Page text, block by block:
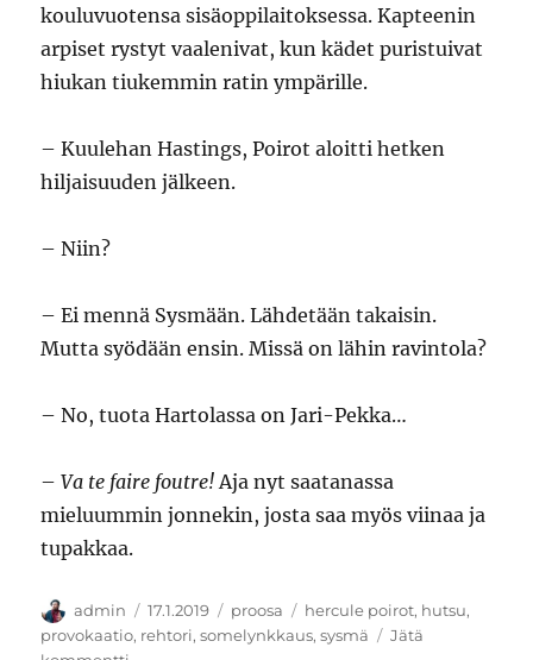
kouluvuotensa sisäoppilaitoksessa. Kapteenin
arpiset rystyt vaalenivat, kun kädet puristuivat
hiukan tiukemmin ratin ympärille.
– Kuulehan Hastings, Poirot aloitti hetken
hiljaisuuden jälkeen.
– Niin?
– Ei mennä Sysmään. Lähdetään takaisin.
Mutta syödään ensin. Missä on lähin ravintola?
– No, tuota Hartolassa on Jari-Pekka…
–Va te faire foutre!Aja nyt saatanassa
mieluummin jonnekin, josta saa myös viinaa ja
tupakkaa.
Kirjoittaja
admin Julkaistu
17.1.2019 Kategoriat
proosa Avainsanat
hercule poirot, hutsu,
provokaatio, rehtori,somelynkkaus,sysmä
Jätä